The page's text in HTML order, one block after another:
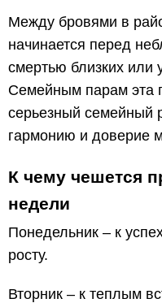
Между бровями в
начинается перед
смертью близких или
Семейным парам эта
серьезный семейный
гармонию и доверие
К чему чешется
недели
Понедельник – к
росту.
Вторник – к теплым